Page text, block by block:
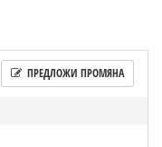
ПРЕДЛОЖИ ПРОМЯНА